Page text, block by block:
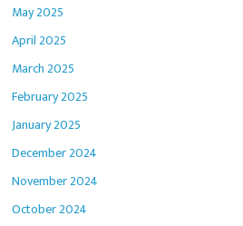
May 2025
April 2025
March 2025
February 2025
January 2025
December 2024
November 2024
October 2024